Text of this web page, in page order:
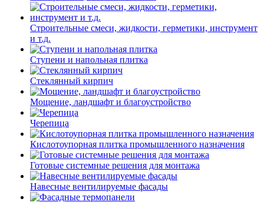
Строительные смеси, жидкости, герметики, инструмент
и т.д.
Ступени и напольная плитка
Cтеклянный кирпич
Мощение, ландшафт и благоустройство
Черепица
Кислотоупорная плитка промышленного назначения
Готовые системные решения для монтажа
Навесные вентилируемые фасады